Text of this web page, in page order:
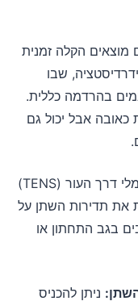
הקלה זמנית
שבו
בהרדמה כללית.
אבל יכול גם
טכניקות כמו גירוי עצבי חשמלי דרך העור (TENS)
את תדירות השתן על
בגב התחתון או
ניתן להכניס